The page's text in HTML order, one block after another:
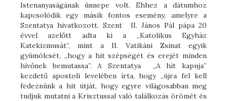
Istenanyaságának ünnepe volt. Ehhez a dátumhoz
kapcsolódik egy másik fontos esemény, amelyre a
Szentatya hivatkozott. Szent II. János Pál pápa 20
évvel azelőtt adta ki a „Katolikus Egyház
Katekizmusát”, mint a II. Vatikáni Zsinat egyik
gyümölcsét, „hogy a hit szépségét és erejét minden
hívőnek bemutassa”. A Szentatya „A hit kapuja”
kezdetű apostoli levelében írta, hogy „újra fel kell
fedeznünk a hit útját, hogy egyre világosabban meg
tudjuk mutatni a Krisztussal való találkozás örömét és